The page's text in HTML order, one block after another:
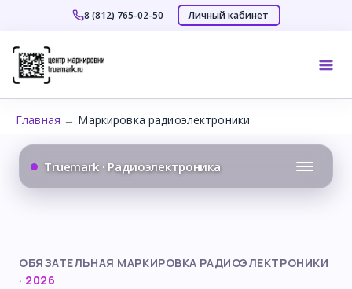
8 (812) 765-02-50 Личный кабинет
содержимому
Главная → Маркировка радиоэлектроники
Truemark · Радиоэлектроника
ОБЯЗАТЕЛЬНАЯ МАРКИРОВКА РАДИОЭЛЕКТРОНИКИ
· 2026